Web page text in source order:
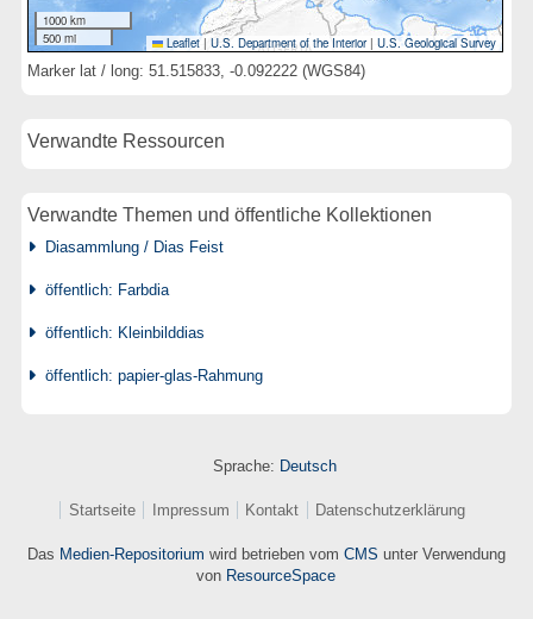
1000 km
500 mi
Leaflet | U.S. Department of the Interior|U.S. Geological Survey
Marker lat / long: 51.515833, -0.092222 (WGS84)
Verwandte Ressourcen
Verwandte Themen und öffentliche Kollektionen
Diasammlung / Dias Feist
öffentlich: Farbdia
öffentlich: Kleinbilddias
öffentlich: papier-glas-Rahmung
Sprache: Deutsch
Startseite Impressum Kontakt Datenschutzerklärung
Das Medien-Repositorium wird betrieben vom CMS unter Verwendung
von ResourceSpace